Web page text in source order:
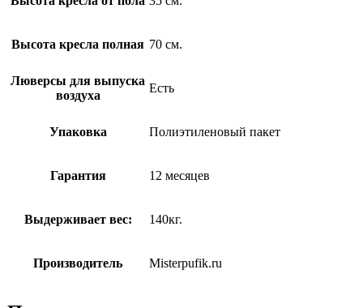
Высота кресла полная 70 см.
Люверсы для выпуска
воздуха
Есть
Упаковка Полиэтиленовый пакет
Гарантия 12 месяцев
Выдерживает вес: 140кг.
Производитель Misterpufik.ru